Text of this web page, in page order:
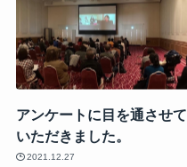
アンケートに目を通させて
いただきました。
2021.12.27